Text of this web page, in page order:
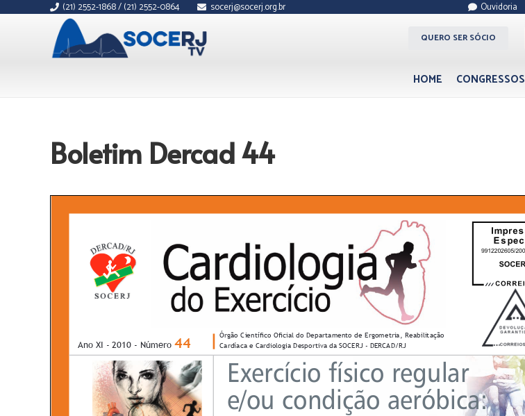
(21) 2552-1868 / (21) 2552-0864 socerj@socerj.org.br Ouvidoria
QUERO SER SÓCIO
HOME CONGRESSOS
Boletim Dercad 44